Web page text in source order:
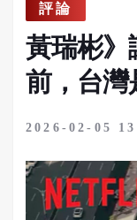
評論
黃瑞彬》
前，台灣
2026-02-05